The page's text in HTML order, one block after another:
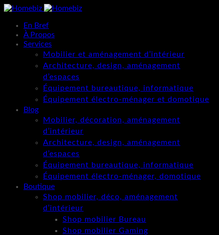
En Bref
À Propos
Services
Mobilier et aménagement d’intérieur
Architecture, design, aménagement
d’espaces
Équipement bureautique, informatique
Équipement électro-ménager et domotique
Blog
Mobilier, décoration, aménagement
d’intérieur
Architecture, design, aménagement
d’espaces
Équipement bureautique, informatique
Équipement électro-ménager, domotique
Boutique
Shop mobilier, déco, aménagement
d’intérieur
Shop mobilier Bureau
Shop mobilier Gaming